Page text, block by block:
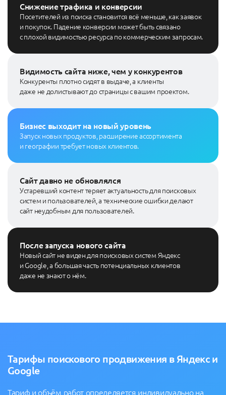
Снижение трафика и конверсии
Посетителей из поиска становится всё меньше, как заявок
и покупок. Падение конверсии может быть связано
с плохой видимостью ресурса по коммерческим запросам.
Видимость сайта ниже, чем у конкурентов
Конкуренты плотно сидят в выдаче, а клиенты
даже не долистывают до страницы с вашим проектом.
Бизнес выходит на новый уровень
Запуск новых продуктов, расширение ассортимента
и географии требует новых клиентов.
Сайт давно не обновлялся
Устаревший контент теряет актуальность для поисковых
систем и пользователей, а технические ошибки делают
сайт неудобным для пользователей.
После запуска нового сайта
Новый сайт не виден для поисковых систем Яндекс
и Google, а большая часть потенциальных клиентов
даже не знают о нём.
Тарифы поискового продвижения в Яндекс и
Google
Тариф и объём работ определяется индивидуально на